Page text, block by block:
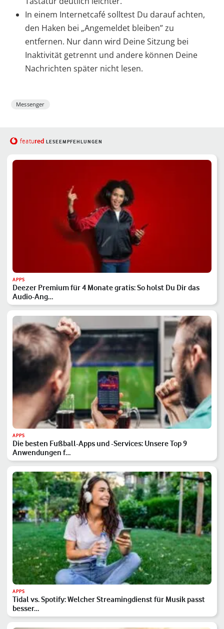
In einem Internetcafé solltest Du darauf achten,
den Haken bei „Angemeldet bleiben” zu
entfernen. Nur dann wird Deine Sitzung bei
Inaktivität getrennt und andere können Deine
Nachrichten später nicht lesen.
Messenger
featured LESEEMPFEHLUNGEN
APPS
Deezer Premium für 4 Monate gratis: So holst Du Dir das
Audio-Ang…
APPS
Die besten Fußball-Apps und -Services: Unsere Top 9
Anwendungen f…
APPS
Tidal vs. Spotify: Welcher Streamingdienst für Musik passt
besser…